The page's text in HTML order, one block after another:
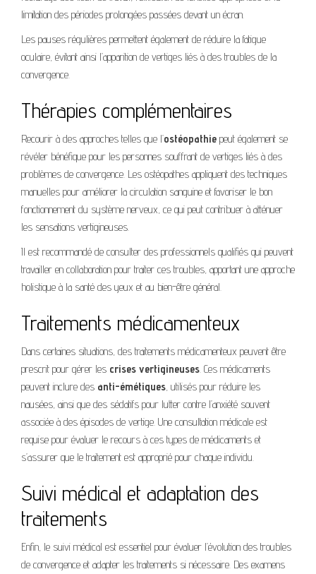
limitation des périodes prolongées passées devant un écran.
Les pauses régulières permettent également de réduire la fatigue
oculaire, évitant ainsi l’apparition de vertiges liés à des troubles de la
convergence.
Thérapies complémentaires
Recourir à des approches telles que l’ostéopathie peut également se
révéler bénéfique pour les personnes souffrant de vertiges liés à des
problèmes de convergence. Les ostéopathes appliquent des techniques
manuelles pour améliorer la circulation sanguine et favoriser le bon
fonctionnement du système nerveux, ce qui peut contribuer à atténuer
les sensations vertigineuses.
Il est recommandé de consulter des professionnels qualifiés qui peuvent
travailler en collaboration pour traiter ces troubles, apportant une approche
holistique à la santé des yeux et au bien-être général.
Traitements médicamenteux
Dans certaines situations, des traitements médicamenteux peuvent être
prescrit pour gérer les crises vertigineuses. Ces médicaments
peuvent inclure des anti-émétiques, utilisés pour réduire les
nausées, ainsi que des sédatifs pour lutter contre l’anxiété souvent
associée à des épisodes de vertige. Une consultation médicale est
requise pour évaluer le recours à ces types de médicaments et
s’assurer que le traitement est approprié pour chaque individu.
Suivi médical et adaptation des
traitements
Enfin, le suivi médical est essentiel pour évaluer l’évolution des troubles
de convergence et adapter les traitements si nécessaire. Des examens